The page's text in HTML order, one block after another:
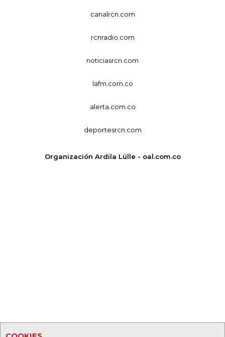
canalrcn.com
rcnradio.com
noticiasrcn.com
lafm.com.co
alerta.com.co
deportesrcn.com
Organización Ardila Lülle - oal.com.co